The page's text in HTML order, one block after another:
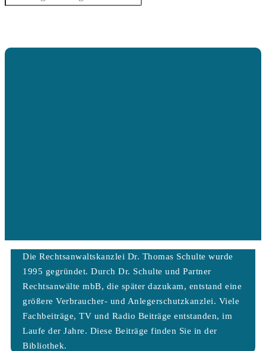
Die Rechtsanwaltskanzlei Dr. Thomas Schulte wurde
1995 gegründet. Durch Dr. Schulte und Partner
Rechtsanwälte mbB, die später dazukam, entstand eine
größere Verbraucher- und Anlegerschutzkanzlei. Viele
Fachbeiträge, TV und Radio Beiträge entstanden, im
Laufe der Jahre. Diese Beiträge finden Sie in der
Bibliothek.